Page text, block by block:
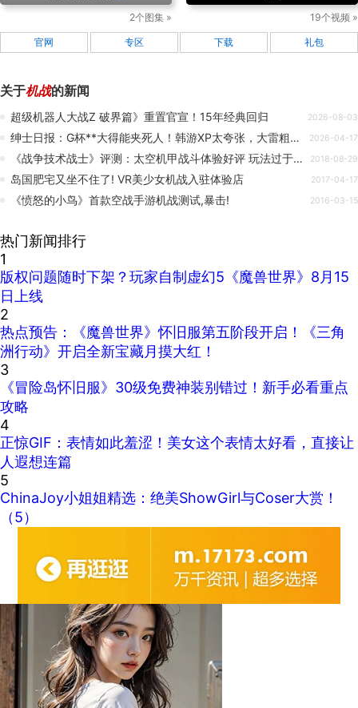
2个图集 »
19个视频 »
官网 专区 下载 礼包
关于机战的新闻
超级机器人大战Z 破界篇》重置官宣！15年经典回归 2026-08-03
绅士日报：G杯**大得能夹死人！韩游XP太夸张，大雷粗腿肉感拉满 2026-04-17
《战争技术战士》评测：太空机甲战斗体验好评 玩法过于单调 2018-08-29
岛国肥宅又坐不住了! VR美少女机战入驻体验店 2017-04-17
《愤怒的小鸟》首款空战手游机战测试,暴击! 2016-03-15
热门新闻排行
1
版权问题随时下架？玩家自制虚幻5《魔兽世界》8月15
日上线
2
热点预告：《魔兽世界》怀旧服第五阶段开启！《三角
洲行动》开启全新宝藏月摸大红！
3
《冒险岛怀旧服》30级免费神装别错过！新手必看重点
攻略
4
正惊GIF：表情如此羞涩！美女这个表情太好看，直接让
人遐想连篇
5
ChinaJoy小姐姐精选：绝美ShowGirl与Coser大赏！
（5）